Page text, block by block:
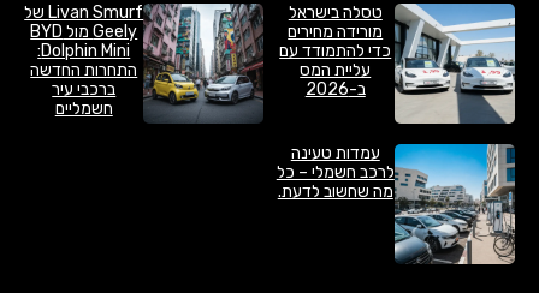
טסלה בישראל
מורידה מחירים
כדי להתמודד עם
עליית המס
ב-2026
Livan Smurf של
Geely מול BYD
Dolphin Mini:
התחרות החדשה
ברכבי עיר
חשמליים
עמדות טעינה
לרכב חשמלי – כל
מה שחשוב לדעת.